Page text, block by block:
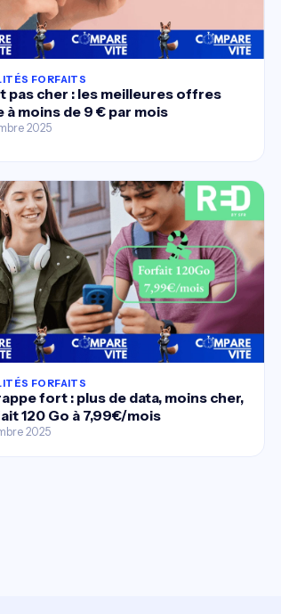
FORFAITS
pas cher : les meilleures offres
à moins de 9 € par mois
2025
FORFAITS
fort : plus de data, moins cher,
120 Go à 7,99€/mois
2025